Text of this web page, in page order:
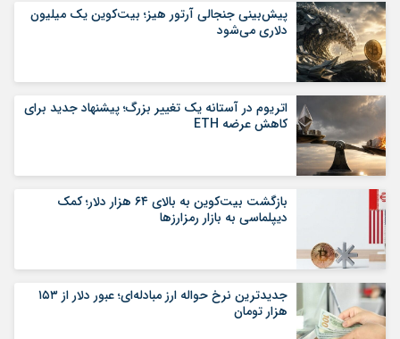
پیش‌بینی جنجالی آرتور هیز؛ بیت‌کوین یک میلیون
دلاری می‌شود
اتریوم در آستانه یک تغییر بزرگ؛ پیشنهاد جدید برای
کاهش عرضه ETH
بازگشت بیت‌کوین به بالای ۶۴ هزار دلار؛ کمک
دیپلماسی به بازار رمزارزها
جدیدترین نرخ حواله ارز مبادله‌ای؛ عبور دلار از ۱۵۳
هزار تومان